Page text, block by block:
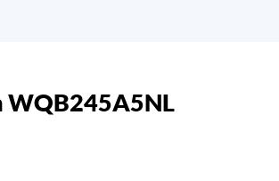
WQB245A5NL